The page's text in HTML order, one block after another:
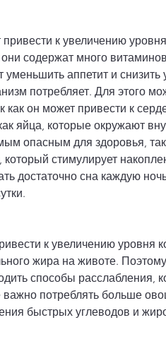
к увеличению
они содержат много
аппетит и снизить
потребляет. Для этого
как он может привести к
яйца, которые окружают
опасным для здоровья,
стимулирует
достаточно сна каждую
к увеличению уровня
жира на животе.
способы расслабления,
важно потреблять больше
быстрых углеводов и